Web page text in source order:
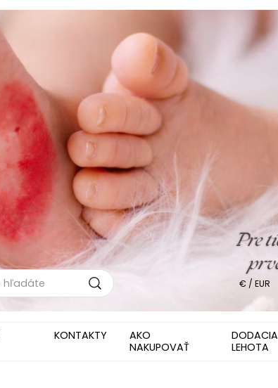
€ / EUR
KONTAKTY
AKO
NAKUPOVAŤ
DODACIA
LEHOTA